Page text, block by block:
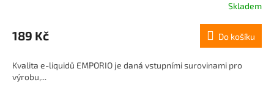
Skladem
189 Kč Do košíku
Kvalita e-liquidů EMPORIO je daná vstupními surovinami pro
výrobu,...